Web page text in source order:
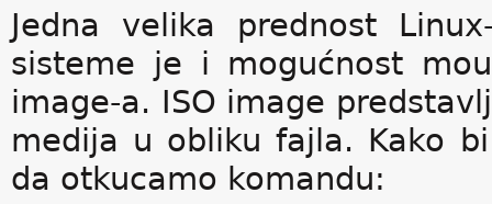
Jedna velika prednost
sisteme je i mogućnost
image-a. ISO image
medija u obliku fajla. Kako
da otkucamo komandu: